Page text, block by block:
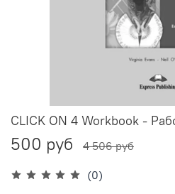
(0)
CLICK ON 4 Workbook -
500 руб 4 506 руб